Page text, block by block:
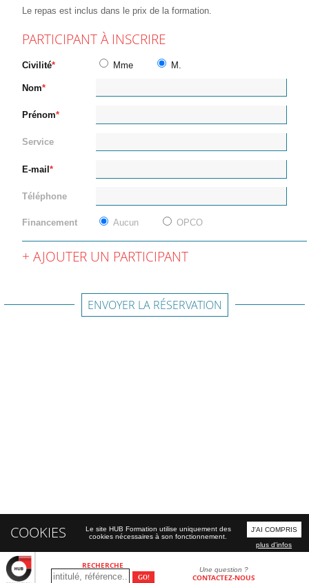
RECHERCHE Une question ?
CONTACTEZ-NOUS
Le repas est inclus dans le prix de la formation.
PARTICIPANT À INSCRIRE
Civilité Mme M.
Nom
Prénom
Service
E-mail
Téléphone
Financement Aucun OPCO
AJOUTER UN PARTICIPANT
ENVOYER LA RÉSERVATION
COOKIES
Le site HUB Formation utilise uniquement des
cookies nécessaires à son fonctionnement.
J'AI COMPRIS
plus d'infos